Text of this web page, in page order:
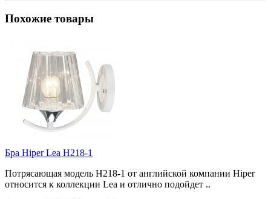
Похожие товары
Бра Hiper Lea H218-1
Потрясающая модель H218-1 от английской компании Hiper
относится к коллекции Lea и отлично подойдет ..